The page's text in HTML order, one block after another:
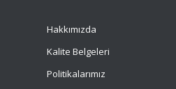
Hakkımızda
Kalite Belgeleri
Politikalarımız